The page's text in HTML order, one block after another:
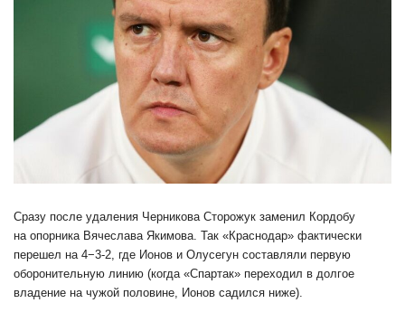
Сразу после удаления Черникова Сторожук заменил Кордобу
на опорника Вячеслава Якимова. Так «Краснодар» фактически
перешел на 4−3-2, где Ионов и Олусегун составляли первую
оборонительную линию (когда «Спартак» переходил в долгое
владение на чужой половине, Ионов садился ниже).